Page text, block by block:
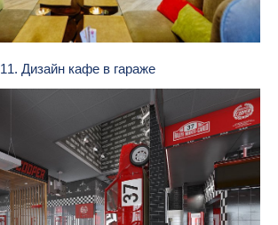
11. Дизайн кафе в гараже